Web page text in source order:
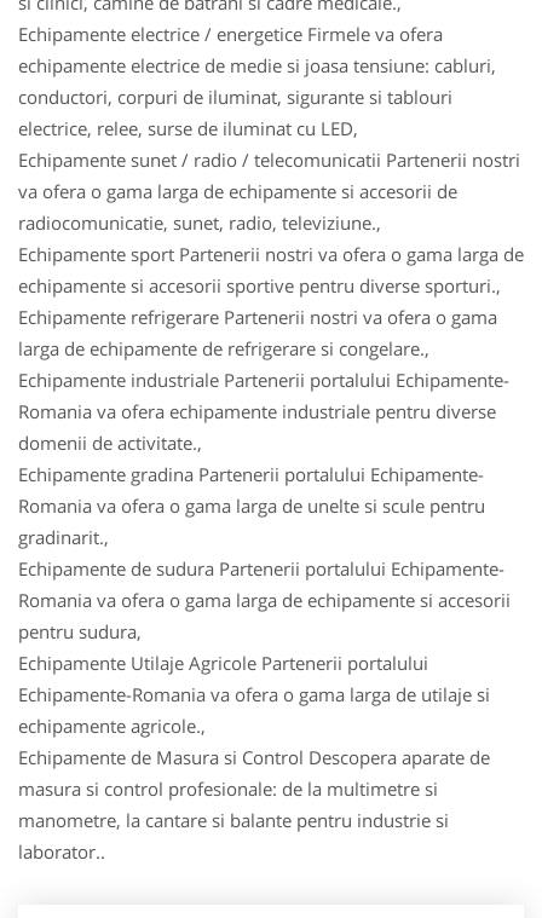
Echipamente electrice / energetice Firmele va ofera
echipamente electrice de medie si joasa tensiune: cabluri,
conductori, corpuri de iluminat, sigurante si tablouri
electrice, relee, surse de iluminat cu LED,
Echipamente sunet / radio / telecomunicatii Partenerii nostri
va ofera o gama larga de echipamente si accesorii de
radiocomunicatie, sunet, radio, televiziune.,
Echipamente sport Partenerii nostri va ofera o gama larga de
echipamente si accesorii sportive pentru diverse sporturi.,
Echipamente refrigerare Partenerii nostri va ofera o gama
larga de echipamente de refrigerare si congelare.,
Echipamente industriale Partenerii portalului Echipamente-
Romania va ofera echipamente industriale pentru diverse
domenii de activitate.,
Echipamente gradina Partenerii portalului Echipamente-
Romania va ofera o gama larga de unelte si scule pentru
gradinarit.,
Echipamente de sudura Partenerii portalului Echipamente-
Romania va ofera o gama larga de echipamente si accesorii
pentru sudura,
Echipamente Utilaje Agricole Partenerii portalului
Echipamente-Romania va ofera o gama larga de utilaje si
echipamente agricole.,
Echipamente de Masura si Control Descopera aparate de
masura si control profesionale: de la multimetre si
manometre, la cantare si balante pentru industrie si
laborator..